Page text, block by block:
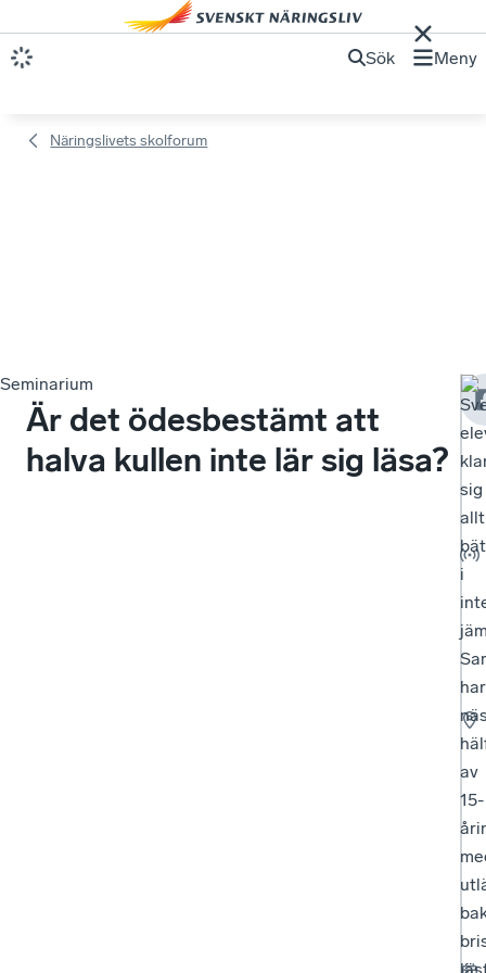
Sök Meny
Näringslivets skolforum
Seminarium
Är det ödesbestämt att
halva kullen inte lär sig läsa?
sig
allt
i
har
av
15-